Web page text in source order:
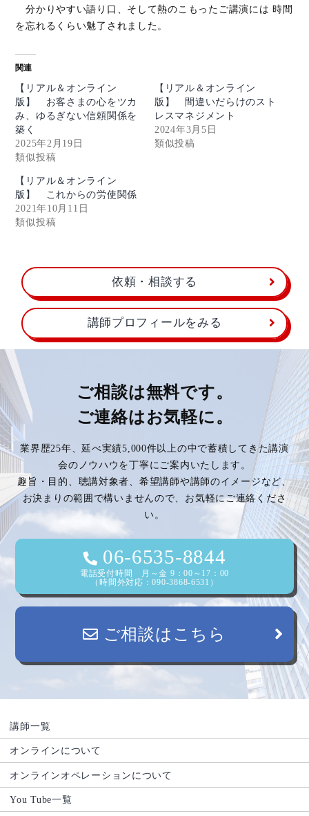
分かりやすい語り口、そして熱のこもったご講演には 時間
を忘れるくらい魅了されました。
関連
【リアル＆オンライン
版】 お客さまの心をツカ
み、ゆるぎない信頼関係を
築く
2025年2月19日
類似投稿
【リアル＆オンライン
版】 間違いだらけのスト
レスマネジメント
2024年3月5日
類似投稿
【リアル＆オンライン
版】 これからの労使関係
2021年10月11日
類似投稿
依頼・相談する
講師プロフィールをみる
ご相談は無料です。
ご連絡はお気軽に。
業界歴25年、延べ実績5,000件以上の中で蓄積してきた講演
会のノウハウを丁寧にご案内いたします。
趣旨・目的、聴講対象者、希望講師や講師のイメージなど、
お決まりの範囲で構いませんので、お気軽にご連絡くださ
い。
06-6535-8844
電話受付時間 月～金 9：00～17：00
（時間外対応：090-3868-6531）
ご相談はこちら
講師一覧
オンラインについて
オンラインオペレーションについて
You Tube一覧